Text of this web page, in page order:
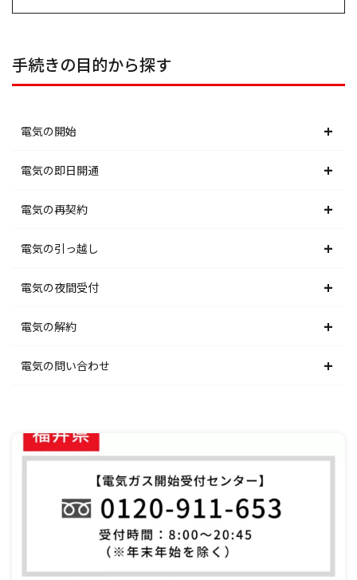
手続きの目的から探す
電気の開始
北海道電力エリア
東北電力エリア
東京電力エリア
北陸電力エリア
中部電力エリア
関西電力エリア
四国電力エリア
九州電力エリア
電気の即日開通
北海道電力エリア
東北電力エリア
東京電力エリア
北陸電力エリア
中部電力エリア
中国電力エリア
四国電力エリア
九州電力エリア
電気の再契約
北海道電力エリア
東北電力エリア
東京電力エリア
北陸電力エリア
関西電力エリア
中国電力エリア
四国電力エリア
九州電力エリア
電気の引っ越し
北海道電力エリア
東北電力エリア
東京電力エリア
中部電力エリア
関西電力エリア
中国電力エリア
四国電力エリア
電気の夜間受付
北海道電力エリア
東北電力エリア
北陸電力エリア
中部電力エリア
関西電力エリア
中国電力エリア
電気の解約
北海道電力エリア
東京電力エリア
北陸電力エリア
中部電力エリア
関西電力エリア
電気の問い合わせ
東北電力エリア
東京電力エリア
北陸電力エリア
中部電力エリア